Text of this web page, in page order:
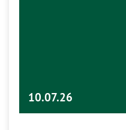
10.07.26